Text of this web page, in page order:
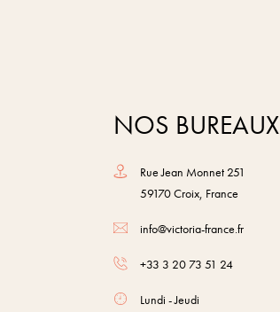
NOS BUREAUX
Rue Jean Monnet 251
59170 Croix, France
info@victoria-france.fr
+33 3 20 73 51 24
Lundi - Jeudi